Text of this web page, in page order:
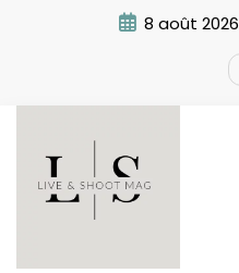
8 août 2026